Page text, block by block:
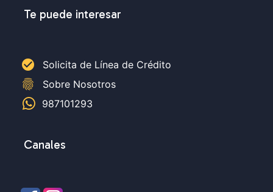
Te puede interesar
check_circle Solicita de Línea de Crédito
fingerprint
Sobre Nosotros
987101293
Canales